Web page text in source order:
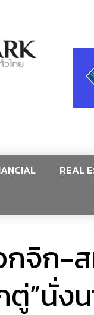
REAL
กจิก-
ตู่”นั่ง